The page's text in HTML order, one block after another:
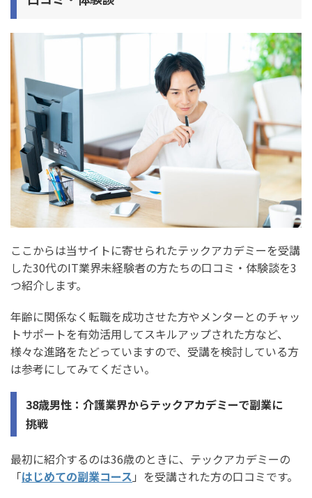
ここからは当サイトに寄せられたテックアカデミーを受講
した30代のIT業界未経験者の方たちの口コミ・体験談を3
つ紹介します。
年齢に関係なく転職を成功させた方やメンターとのチャッ
トサポートを有効活用してスキルアップされた方など、
様々な進路をたどっていますので、受講を検討している方
は参考にしてみてください。
38歳男性：介護業界からテックアカデミーで副業に
挑戦
最初に紹介するのは36歳のときに、テックアカデミーの
「はじめての副業コース 」を受講された方の口コミです。